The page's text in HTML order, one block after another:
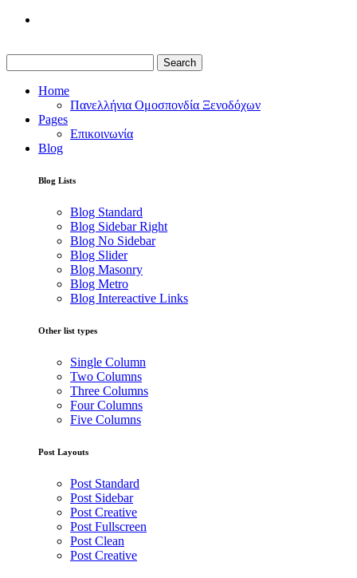
Search
Home
Πανελλήνια Ομοσπονδία Ξενοδόχων
Pages
Επικοινωνία
Blog
Blog Lists
Blog Standard
Blog Sidebar Right
Blog No Sidebar
Blog Slider
Blog Masonry
Blog Metro
Blog Intereactive Links
Other list types
Single Column
Two Columns
Three Columns
Four Columns
Five Columns
Post Layouts
Post Standard
Post Sidebar
Post Creative
Post Fullscreen
Post Clean
Post Creative